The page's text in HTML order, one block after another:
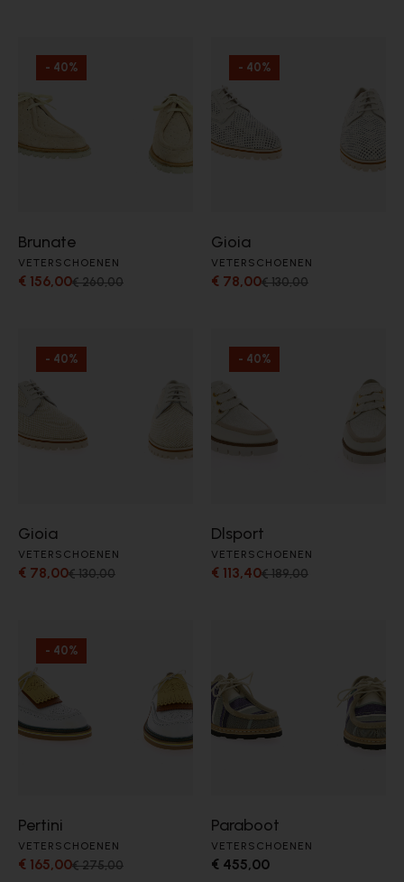
- 40%
Brunate
VETERSCHOENEN
€ 156,00€ 260,00
- 40%
Gioia
VETERSCHOENEN
€ 78,00€ 130,00
- 40%
Gioia
VETERSCHOENEN
€ 78,00€ 130,00
- 40%
Dlsport
VETERSCHOENEN
€ 113,40€ 189,00
- 40%
Pertini
VETERSCHOENEN
€ 165,00€ 275,00
Paraboot
VETERSCHOENEN
€ 455,00